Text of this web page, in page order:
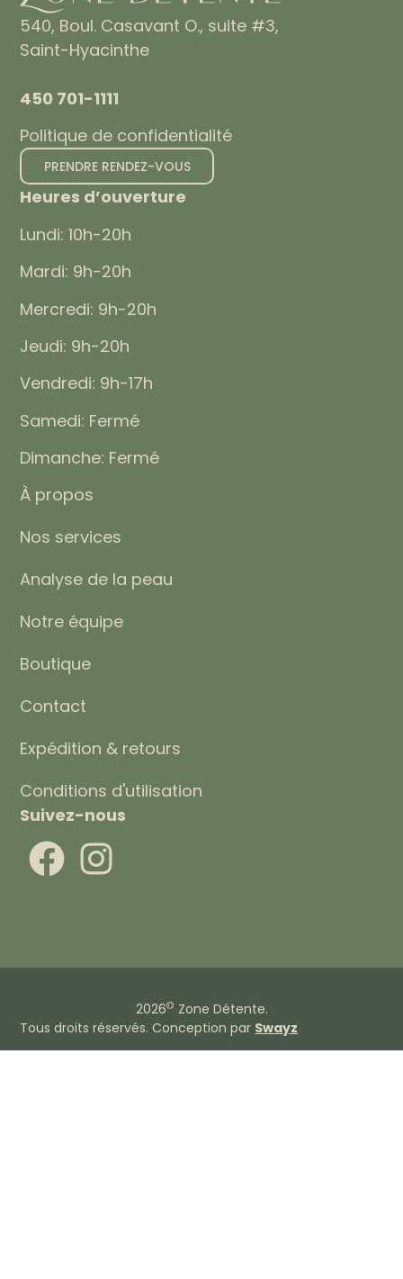
540, Boul. Casavant O., suite #3,
Saint-Hyacinthe
450 701-1111
Politique de confidentialité
PRENDRE RENDEZ-VOUS
À propos
Nos services
Analyse de la peau
Notre équipe
Boutique
Contact
Expédition & retours
Conditions d'utilisation
Heures d’ouverture
Lundi: 10h-20h
Mardi: 9h-20h
Mercredi: 9h-20h
Jeudi: 9h-20h
Vendredi: 9h-17h
Samedi: Fermé
Dimanche: Fermé
Suivez-nous
2026© Zone Détente.
Tous droits réservés. Conception par Swayz